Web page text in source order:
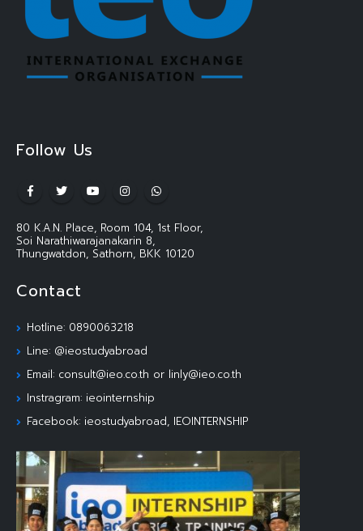
Follow Us
80 K.A.N. Place, Room 104, 1st Floor,
Soi Narathiwarajanakarin 8,
Thungwatdon, Sathorn, BKK 10120
Contact
Hotline: 0890063218
Line: @ieostudyabroad
Email: consult@ieo.co.th or linly@ieo.co.th
Instragram: ieointernship
Facebook: ieostudyabroad, IEOINTERNSHIP